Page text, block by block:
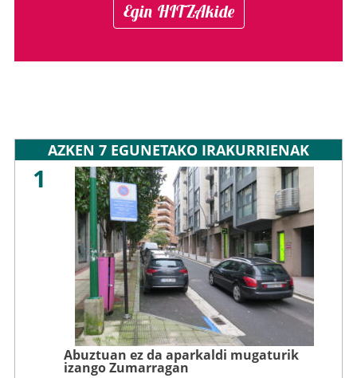
Egin HITZAkide
AZKEN 7 EGUNETAKO IRAKURRIENAK
1
Abuztuan ez da aparkaldi mugaturik
izango Zumarragan